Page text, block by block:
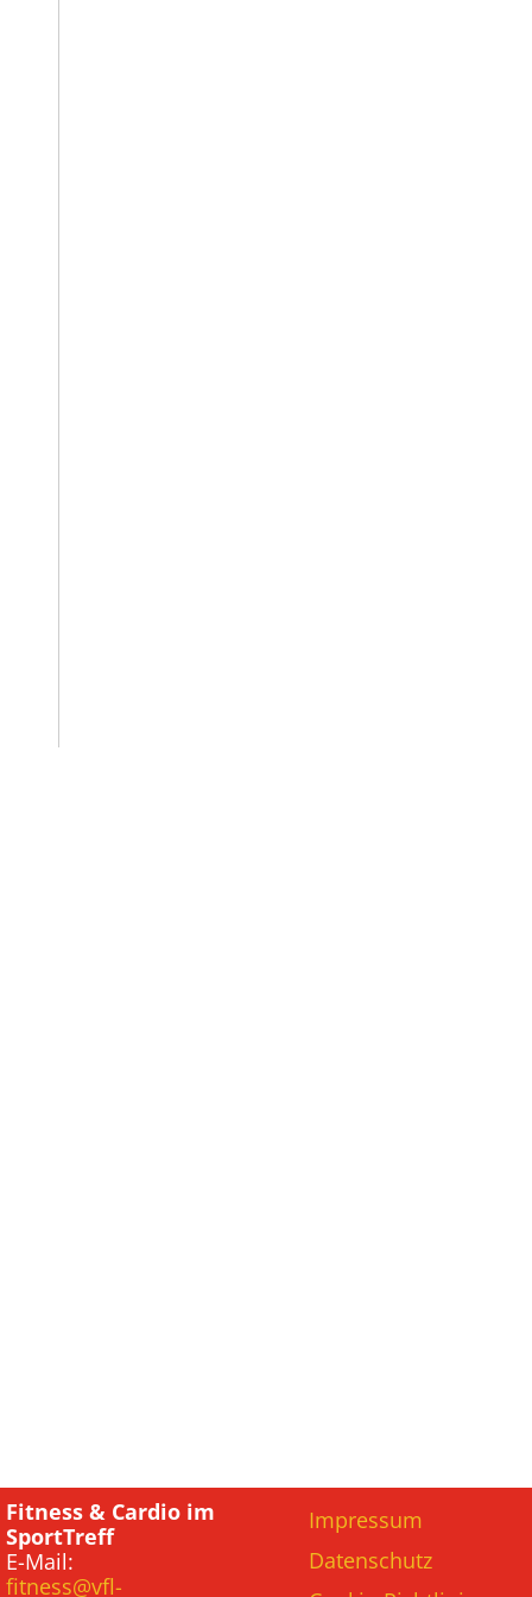
Fitness & Cardio im
SportTreff
E-Mail:
fitness@vfl-
Impressum
Datenschutz